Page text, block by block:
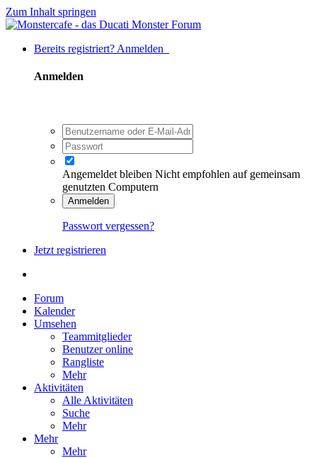
Zum Inhalt springen
Bereits registriert? Anmelden
Anmelden
Angemeldet bleiben Nicht empfohlen auf gemeinsam
genutzten Computern
Anmelden
Passwort vergessen?
Jetzt registrieren
Forum
Kalender
Umsehen
Teammitglieder
Benutzer online
Rangliste
Mehr
Aktivitäten
Alle Aktivitäten
Suche
Mehr
Mehr
Mehr